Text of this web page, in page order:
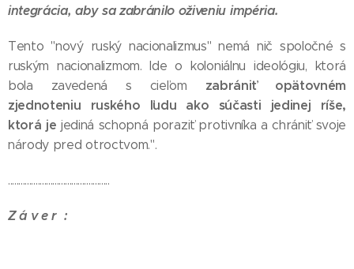
integrácia, aby sa zabránilo oživeniu impéria.
Tento "nový ruský nacionalizmus" nemá nič spoločné s
ruským nacionalizmom. Ide o koloniálnu ideológiu, ktorá
bola zavedená s cieľom zabrániť opätovném
zjednoteniu ruského ľudu ako súčasti jedinej ríše,
ktorá jejediná schopná poraziť protivníka a chrániť svoje
národy pred otroctvom.".
................................................
Z á v e r :